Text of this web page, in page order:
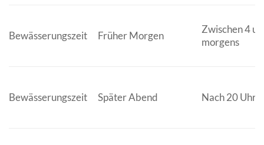
Bewässerungszeit Früher Morgen
Zwischen 4
morgens
Bewässerungszeit Später Abend Nach 20 Uhr